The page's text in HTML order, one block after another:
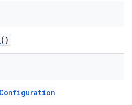
()